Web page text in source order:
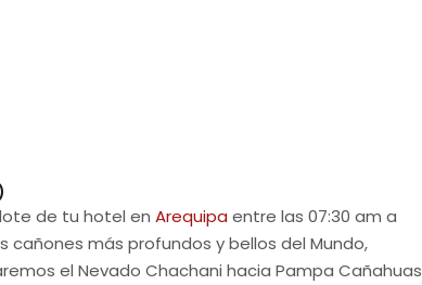
de tu hotel en Arequipa entre las 07:30 am a
cañones más profundos y bellos del Mundo,
el Nevado Chachani hacia Pampa Cañahuas